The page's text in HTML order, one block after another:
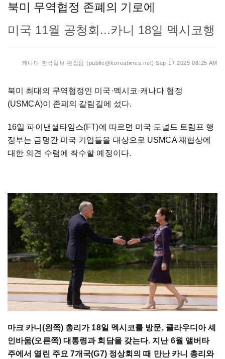
북미 무역협정 존폐의 기로에
미국 11월 공청회...카니 18일 멕시코행
캐나다 한국일보 편집팀 (public@koreatimes.net) Sep 17 2025 08:25 AM
북미 최대의 무역협정인 미국·멕시코·캐나다 협정
(USMCA)이 존폐의 갈림길에 섰다.
16일 파이낸셜타임스(FT)에 따르면 미국 도널드 트럼프 행
정부는 금명간 미국 기업들을 대상으로 USMCA 재협상에
대한 의견 수렴에 착수할 예정이다.
마크 카니(왼쪽) 총리가 18일 멕시코를 방문, 클라우디아 셰
인바움(오른쪽) 대통령과 회담을 갖는다. 지난 6월 앨버타
주에서 열린 주요 7개국(G7) 정상회의 때 만난 카니 총리와